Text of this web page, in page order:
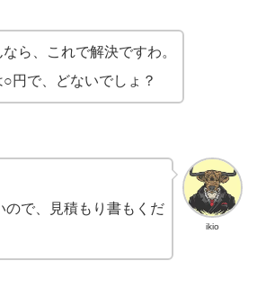
ら、これで解決ですわ。
円で、どないでしょ？
ikio
ので、見積もり書もくだ